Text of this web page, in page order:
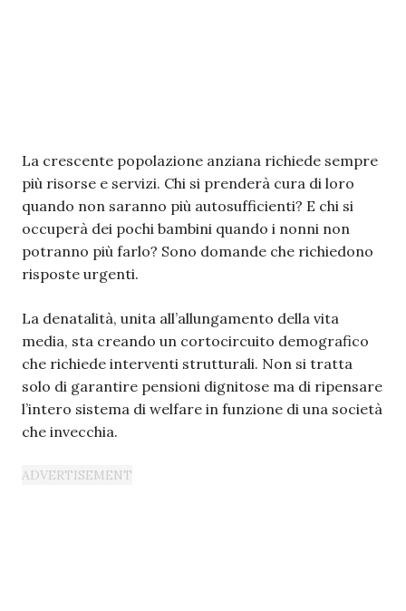
La crescente popolazione anziana richiede sempre
più risorse e servizi. Chi si prenderà cura di loro
quando non saranno più autosufficienti? E chi si
occuperà dei pochi bambini quando i nonni non
potranno più farlo? Sono domande che richiedono
risposte urgenti.
La denatalità, unita all’allungamento della vita
media, sta creando un cortocircuito demografico
che richiede interventi strutturali. Non si tratta
solo di garantire pensioni dignitose ma di ripensare
l’intero sistema di welfare in funzione di una società
che invecchia.